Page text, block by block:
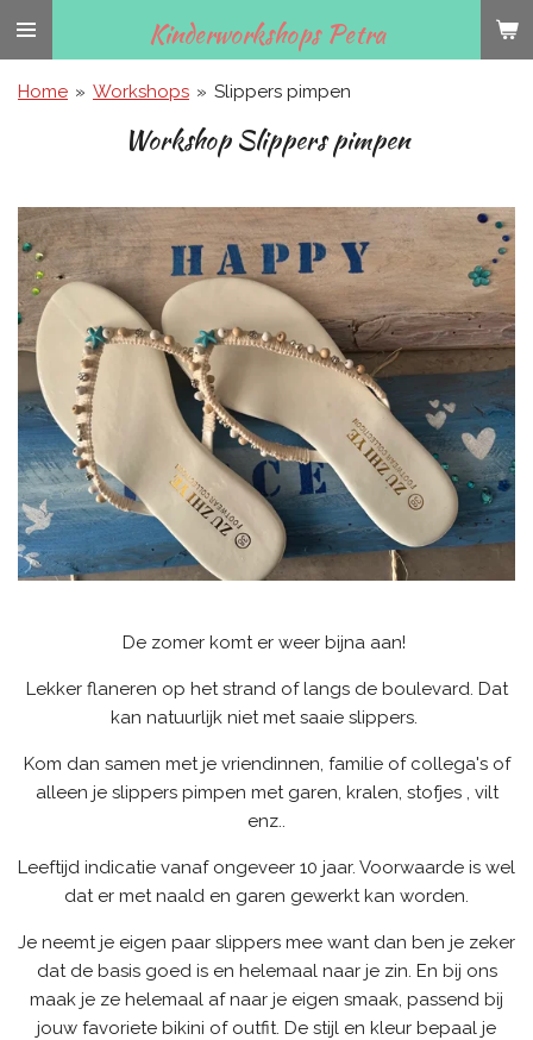
Ga
naar
Kinderworkshops Petra
Home » Workshops » Slippers pimpen
Workshop Slippers pimpen
De zomer komt er weer bijna aan!
Lekker flaneren op het strand of langs de boulevard. Dat
kan natuurlijk niet met saaie slippers.
Kom dan samen met je vriendinnen, familie of collega's of
alleen je slippers pimpen met garen, kralen, stofjes , vilt
enz..
Leeftijd indicatie vanaf ongeveer 10 jaar. Voorwaarde is wel
dat er met naald en garen gewerkt kan worden.
Je neemt je eigen paar slippers mee want dan ben je zeker
dat de basis goed is en helemaal naar je zin. En bij ons
maak je ze helemaal af naar je eigen smaak, passend bij
jouw favoriete bikini of outfit. De stijl en kleur bepaal je